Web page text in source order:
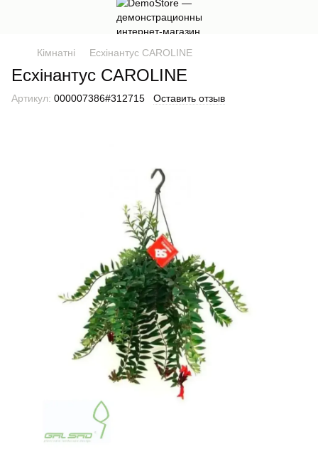
Кімнатні Есхінантус CAROLINE
Есхінантус CAROLINE
Артикул: 000007386#312715 Оставить отзыв